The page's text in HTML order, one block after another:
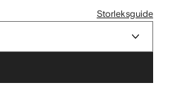
Storleksguide